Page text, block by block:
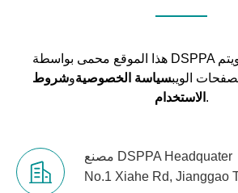
هذا الموقع محمى بواسطة DSPPA السمعي البصري ويتم
الويبسياسة الخصوصيةوشروط
الاستخدام .
مصنع DSPPA Headquater
No.1 Xiahe Rd, Jianggao